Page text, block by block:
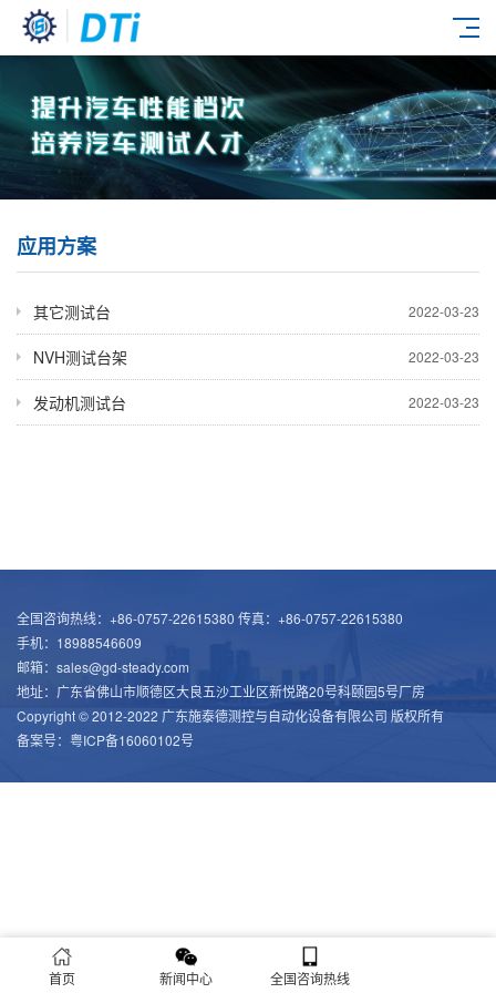
应用方案
2022-03-23
其它测试台
2022-03-23
NVH测试台架
2022-03-23
发动机测试台
全国咨询热线：+86-0757-22615380 传真：+86-0757-22615380
手机：18988546609
邮箱：sales@gd-steady.com
地址：广东省佛山市顺德区大良五沙工业区新悦路20号科颐园5号厂房
Copyright © 2012-2022 广东施泰德测控与自动化设备有限公司 版权所有
备案号： 粤ICP备16060102号
首页 新闻中心 全国咨询热线